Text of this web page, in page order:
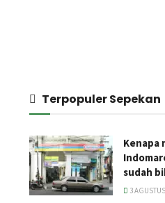
Terpopuler Sepekan
Kenapa
sudah
3